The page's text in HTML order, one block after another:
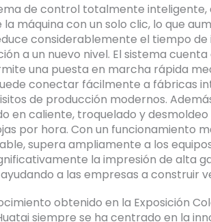
de control totalmente
máquina con un solo clic, lo que
considerablemente el tiempo
a un nuevo nivel. El sistema
una puesta en marcha rápida
conectar fácilmente a fábricas
de producción modernos.
en caliente, troquelado y desmoldeo
por hora. Con un funcionamiento
supera ampliamente a los
la impresión de alta
a las empresas a construir
obtenido en la Exposición
siempre se ha centrado en la